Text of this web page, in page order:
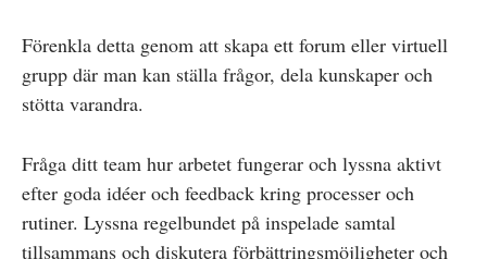
Förenkla detta genom att skapa ett forum eller virtuell
grupp där man kan ställa frågor, dela kunskaper och
stötta varandra.
Fråga ditt team hur arbetet fungerar och lyssna aktivt
efter goda idéer och feedback kring processer och
rutiner. Lyssna regelbundet på inspelade samtal
tillsammans och diskutera förbättringsmöjligheter och